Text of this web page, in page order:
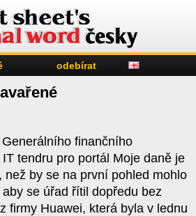
odebírat
finančního
tendru pro portál Moje daně je
než by se na první pohled mohlo
se úřad řítil dopředu bez
firmy Huawei, která byla v lednu